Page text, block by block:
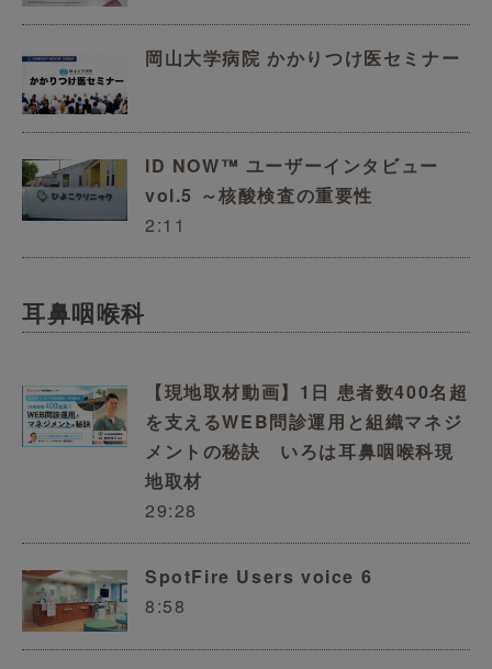
岡山大学病院 かかりつけ医セミナー
ID NOW™ ユーザーインタビュー
vol.5 ～核酸検査の重要性
2:11
耳鼻咽喉科
【現地取材動画】1日 患者数400名超
を支えるWEB問診運用と組織マネジ
メントの秘訣 いろは耳鼻咽喉科現
地取材
29:28
SpotFire Users voice 6
8:58